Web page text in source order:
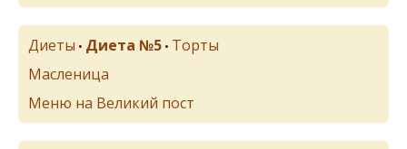
Диеты • Диета №5 • Торты
Масленица
Меню на Великий пост